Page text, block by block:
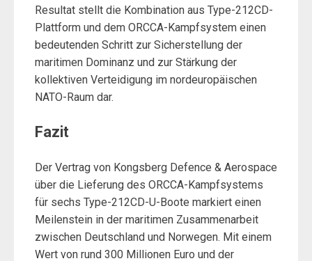
Resultat stellt die Kombination aus Type-212CD-
Plattform und dem ORCCA-Kampfsystem einen
bedeutenden Schritt zur Sicherstellung der
maritimen Dominanz und zur Stärkung der
kollektiven Verteidigung im nordeuropäischen
NATO-Raum dar.
Fazit
Der Vertrag von Kongsberg Defence & Aerospace
über die Lieferung des ORCCA-Kampfsystems
für sechs Type-212CD-U-Boote markiert einen
Meilenstein in der maritimen Zusammenarbeit
zwischen Deutschland und Norwegen. Mit einem
Wert von rund 300 Millionen Euro und der